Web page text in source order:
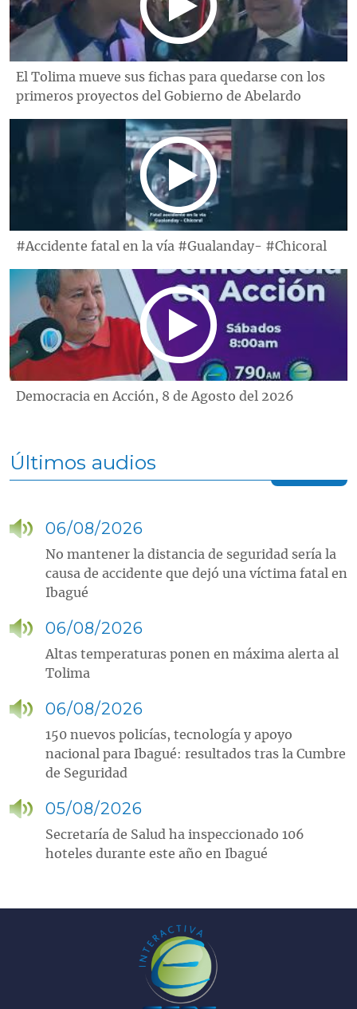
El Tolima mueve sus fichas para quedarse con los
primeros proyectos del Gobierno de Abelardo
#Accidente fatal en la vía #Gualanday- #Chicoral
Democracia en Acción, 8 de Agosto del 2026
Últimos audios
06/08/2026
No mantener la distancia de seguridad sería la
causa de accidente que dejó una víctima fatal en
Ibagué
06/08/2026
Altas temperaturas ponen en máxima alerta al
Tolima
06/08/2026
150 nuevos policías, tecnología y apoyo
nacional para Ibagué: resultados tras la Cumbre
de Seguridad
05/08/2026
Secretaría de Salud ha inspeccionado 106
hoteles durante este año en Ibagué